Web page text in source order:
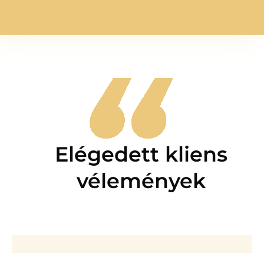
Elégedett kliens
vélemények